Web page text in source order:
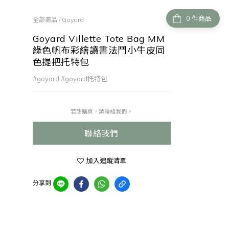
件商品
全部商品 / Goyard
Goyard Villette Tote Bag MM
綠色帆布彩繪讀書法鬥小牛皮同
色提把托特包
#goyard #goyard托特包
若想購買，請聯絡我們。
聯絡我們
加入追蹤清單
分享到